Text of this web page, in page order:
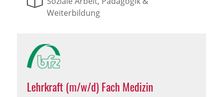
Weiterbildung
Lehrkraft (m/w/d) Fach Medizin